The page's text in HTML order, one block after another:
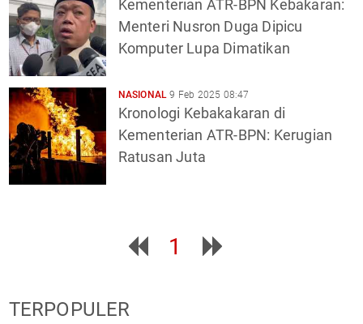
Kementerian ATR-BPN Kebakaran:
Menteri Nusron Duga Dipicu
Komputer Lupa Dimatikan
NASIONAL 9 Feb 2025 08:47
Kronologi Kebakakaran di
Kementerian ATR-BPN: Kerugian
Ratusan Juta
1
TERPOPULER